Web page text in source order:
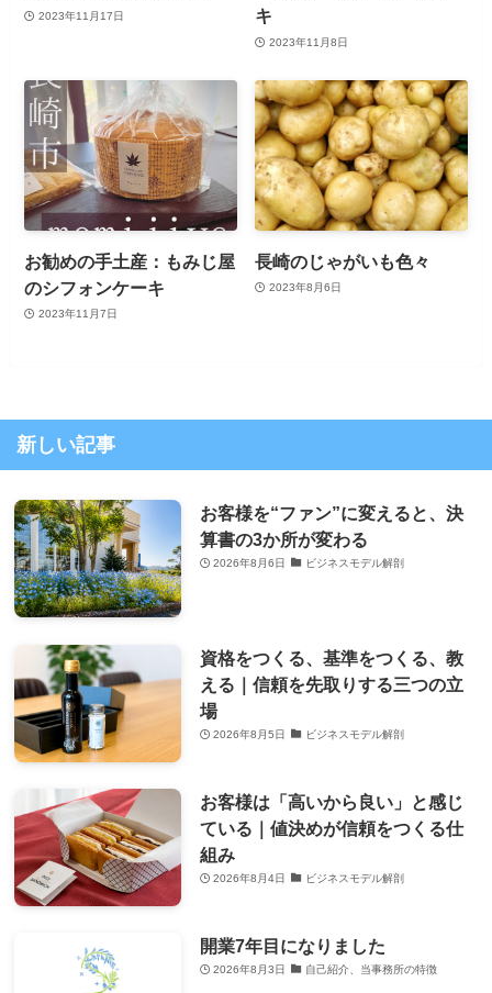
2023年11月17日
キ
2023年11月8日
お勧めの手土産：もみじ屋
のシフォンケーキ
2023年11月7日
長崎のじゃがいも色々
2023年8月6日
新しい記事
お客様を“ファン”に変えると、決
算書の3か所が変わる
2026年8月6日 ビジネスモデル解剖
資格をつくる、基準をつくる、教
える｜信頼を先取りする三つの立
場
2026年8月5日 ビジネスモデル解剖
お客様は「高いから良い」と感じ
ている｜値決めが信頼をつくる仕
組み
2026年8月4日 ビジネスモデル解剖
開業7年目になりました
2026年8月3日 自己紹介、当事務所の特徴